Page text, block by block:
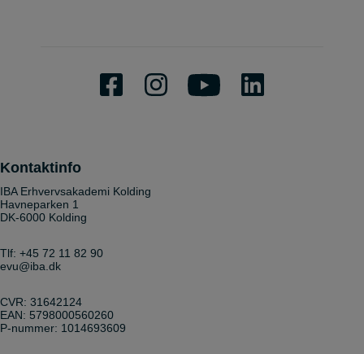
Kontaktinfo
IBA Erhvervsakademi Kolding
Havneparken 1
DK-6000 Kolding
Tlf: +45 72 11 82 90
evu@iba.dk
CVR: 31642124
EAN: 5798000560260
P-nummer: 1014693609